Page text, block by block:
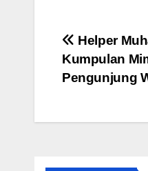
Post
Helper
Kumpulan
Pengunjung